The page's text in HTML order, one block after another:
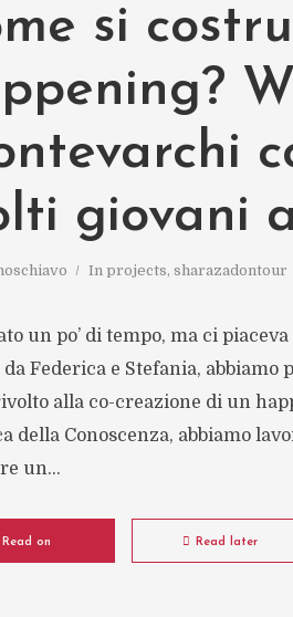
si
giovani
In projects, sharazadontour
un po’ di tempo, ma ci
Federica e Stefania, abbiamo
alla co-creazione di un
della Conoscenza, abbiamo
un...
Read on Read later